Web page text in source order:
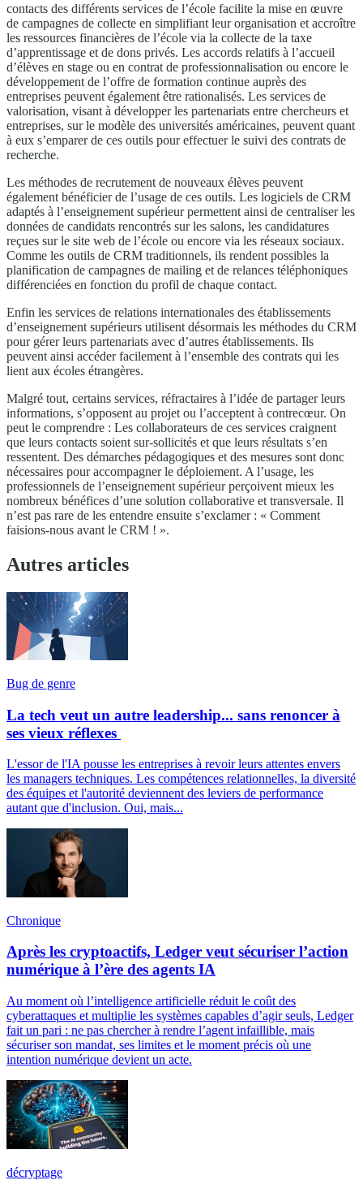
contacts des différents services de l’école facilite la mise en œuvre
de campagnes de collecte en simplifiant leur organisation et accroître
les ressources financières de l’école via la collecte de la taxe
d’apprentissage et de dons privés. Les accords relatifs à l’accueil
d’élèves en stage ou en contrat de professionnalisation ou encore le
développement de l’offre de formation continue auprès des
entreprises peuvent également être rationalisés. Les services de
valorisation, visant à développer les partenariats entre chercheurs et
entreprises, sur le modèle des universités américaines, peuvent quant
à eux s’emparer de ces outils pour effectuer le suivi des contrats de
recherche.
Les méthodes de recrutement de nouveaux élèves peuvent
également bénéficier de l’usage de ces outils. Les logiciels de CRM
adaptés à l’enseignement supérieur permettent ainsi de centraliser les
données de candidats rencontrés sur les salons, les candidatures
reçues sur le site web de l’école ou encore via les réseaux sociaux.
Comme les outils de CRM traditionnels, ils rendent possibles la
planification de campagnes de mailing et de relances téléphoniques
différenciées en fonction du profil de chaque contact.
Enfin les services de relations internationales des établissements
d’enseignement supérieurs utilisent désormais les méthodes du CRM
pour gérer leurs partenariats avec d’autres établissements. Ils
peuvent ainsi accéder facilement à l’ensemble des contrats qui les
lient aux écoles étrangères.
Malgré tout, certains services, réfractaires à l’idée de partager leurs
informations, s’opposent au projet ou l’acceptent à contrecœur. On
peut le comprendre : Les collaborateurs de ces services craignent
que leurs contacts soient sur-sollicités et que leurs résultats s’en
ressentent. Des démarches pédagogiques et des mesures sont donc
nécessaires pour accompagner le déploiement. A l’usage, les
professionnels de l’enseignement supérieur perçoivent mieux les
nombreux bénéfices d’une solution collaborative et transversale. Il
n’est pas rare de les entendre ensuite s’exclamer : « Comment
faisions-nous avant le CRM ! ».
Autres articles
Bug de genre
La tech veut un autre leadership... sans renoncer à
ses vieux réflexes
L'essor de l'IA pousse les entreprises à revoir leurs attentes envers
les managers techniques. Les compétences relationnelles, la diversité
des équipes et l'autorité deviennent des leviers de performance
autant que d'inclusion. Oui, mais...
Chronique
Après les cryptoactifs, Ledger veut sécuriser l’action
numérique à l’ère des agents IA
Au moment où l’intelligence artificielle réduit le coût des
cyberattaques et multiplie les systèmes capables d’agir seuls, Ledger
fait un pari : ne pas chercher à rendre l’agent infaillible, mais
sécuriser son mandat, ses limites et le moment précis où une
intention numérique devient un acte.
décryptage